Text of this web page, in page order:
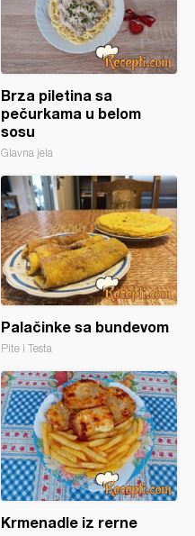
Brza piletina sa
pečurkama u belom
sosu
Glavna jela
Palačinke sa bundevom
Pite i Testa
Krmenadle iz rerne